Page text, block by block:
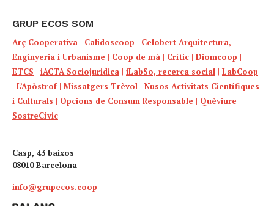
GRUP ECOS SOM
Arç Cooperativa | Calidoscoop | Celobert Arquitectura,
Enginyeria i Urbanisme | Coop de mà | Crític | Diomcoop |
ETCS | iACTA Sociojuridica | iLabSo, recerca social | LabCoop
| L’Apòstrof| Missatgers Trèvol | Nusos Activitats Científiques
i Culturals | Opcions de Consum Responsable | Quèviure |
SostreCívic
Casp, 43 baixos
08010 Barcelona
info@grupecos.coop